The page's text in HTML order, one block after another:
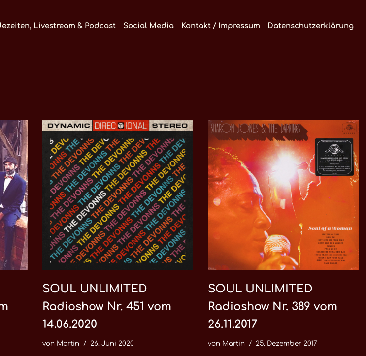
Livestream & Podcast Social Media Kontakt / Impressum Datenschutzerklärung
SOUL UNLIMITED
Radioshow Nr. 451 vom
14.06.2020
von Martin 26. Juni 2020
SOUL UNLIMITED
Radioshow Nr. 389 vom
26.11.2017
von Martin 25. Dezember 2017